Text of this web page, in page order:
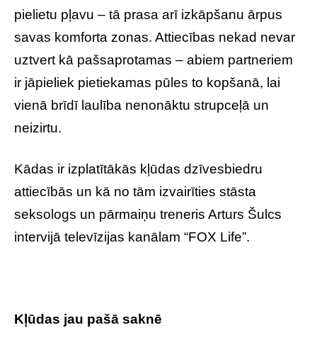
pielietu pļavu – tā prasa arī izkāpšanu ārpus
savas komforta zonas. Attiecības nekad nevar
uztvert kā pašsaprotamas – abiem partneriem
ir jāpieliek pietiekamas pūles to kopšanā, lai
vienā brīdī laulība nenonāktu strupceļā un
neizirtu.
Kādas ir izplatītākās kļūdas dzīvesbiedru
attiecībās un kā no tām izvairīties stāsta
seksologs un pārmaiņu treneris Arturs Šulcs
intervijā televīzijas kanālam “FOX Life”.
Kļūdas jau pašā saknē